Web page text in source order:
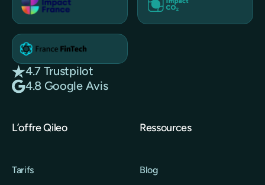
4.7 Trustpilot
4.8 Google Avis
L’offre Qileo
Tarifs
Ressources
Blog